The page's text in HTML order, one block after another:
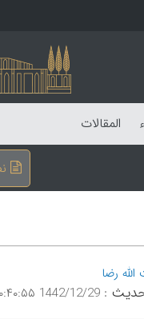
المقالات
الله رضا
:1442/12/29 ۱۰:۴۰:۵۵